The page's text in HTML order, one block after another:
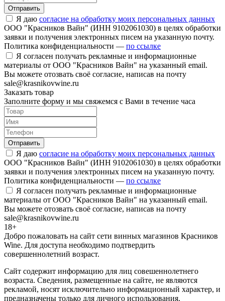
Отправить
Я даю согласие на обработку моих персональных данных
ООО "Красников Вайн" (ИНН 9102061030) в целях обработки
заявки и получения электронных писем на указанную почту.
Политика конфиденциальности — по ссылке
Я согласен получать рекламные и информационные
материалы от ООО "Красников Вайн" на указанный email.
Вы можете отозвать своё согласие, написав на почту
sale@krasnikovwine.ru
Заказать товар
Заполните форму и мы свяжемся с Вами в течение часа
Отправить
Я даю согласие на обработку моих персональных данных
ООО "Красников Вайн" (ИНН 9102061030) в целях обработки
заявки и получения электронных писем на указанную почту.
Политика конфиденциальности — по ссылке
Я согласен получать рекламные и информационные
материалы от ООО "Красников Вайн" на указанный email.
Вы можете отозвать своё согласие, написав на почту
sale@krasnikovwine.ru
18+
Добро пожаловать на сайт сети винных магазинов Красников
Wine. Для доступа необходимо подтвердить
совершеннолетний возраст.
Сайт содержит информацию для лиц совешеннолетнего
возраста. Сведения, размещенные на сайте, не являются
рекламой, носят исключительно информационный характер, и
предназначены только для личного использования.